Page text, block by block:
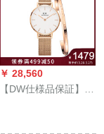
￥ 28,560
【DW仕様品保証】